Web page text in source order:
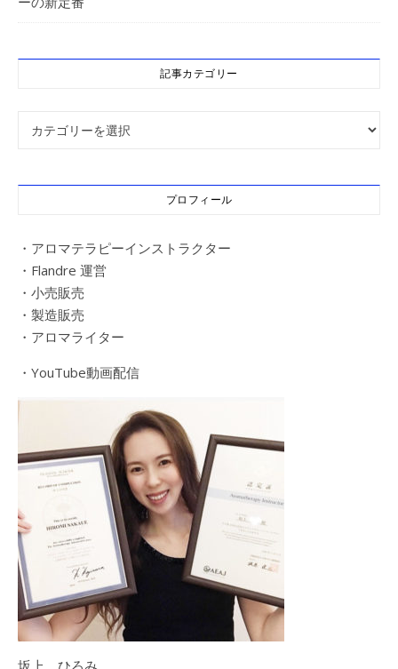
記事カテゴリー
記事カテゴリー
プロフィール
・アロマテラピーインストラクター
・Flandre 運営
・小売販売
・製造販売
・アロマライター
・YouTube動画配信
坂上 ひろみ